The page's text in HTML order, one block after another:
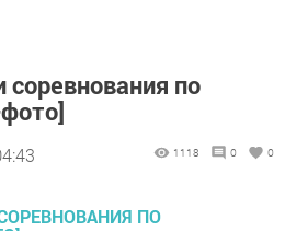
по
1118 0 0